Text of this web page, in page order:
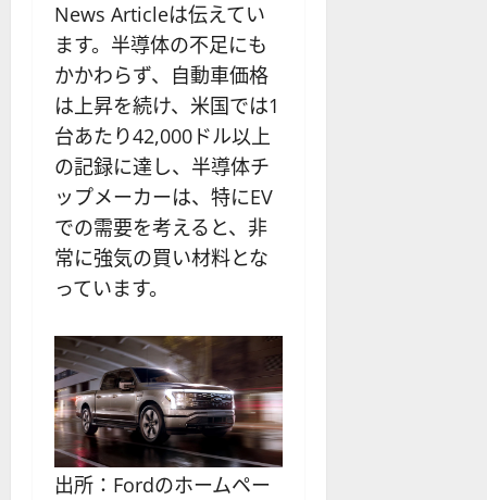
News Articleは伝えてい
ます。半導体の不足にも
かかわらず、自動車価格
は上昇を続け、米国では1
台あたり42,000ドル以上
の記録に達し、半導体チ
ップメーカーは、特にEV
での需要を考えると、非
常に強気の買い材料とな
っています。
出所：Fordのホームペー